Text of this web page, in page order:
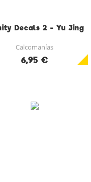
Decals 2 - Yu Jing
Calcomanías
6,95 €